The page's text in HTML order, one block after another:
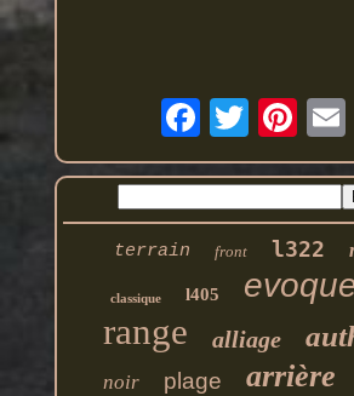
terrain front l322
classique l405
range alliage
noir plage arrière